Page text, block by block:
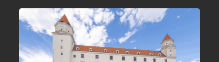
bejegyzéshez